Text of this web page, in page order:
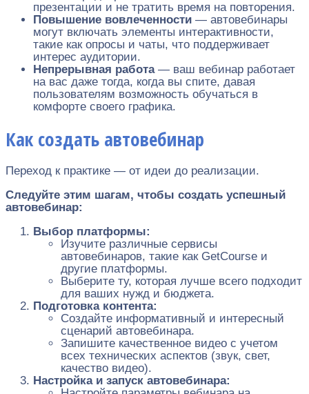
презентации и не тратить время на повторения.
Повышение вовлеченности — автовебинары
могут включать элементы интерактивности,
такие как опросы и чаты, что поддерживает
интерес аудитории.
Непрерывная работа— ваш вебинар работает
на вас даже тогда, когда вы спите, давая
пользователям возможность обучаться в
комфорте своего графика.
Как создать автовебинар
Переход к практике — от идеи до реализации.
Следуйте этим шагам, чтобы создать успешный
автовебинар:
Выбор платформы:
Изучите различные сервисы
автовебинаров, такие как GetCourse и
другие платформы.
Выберите ту, которая лучше всего подходит
для ваших нужд и бюджета.
Подготовка контента:
Создайте информативный и интересный
сценарий автовебинара.
Запишите качественное видео с учетом
всех технических аспектов (звук, свет,
качество видео).
Настройка и запуск автовебинара: